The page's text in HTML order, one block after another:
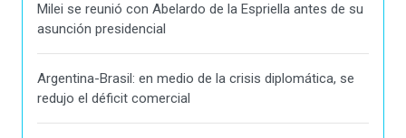
Milei se reunió con Abelardo de la Espriella antes de su
asunción presidencial
Argentina-Brasil: en medio de la crisis diplomática, se
redujo el déficit comercial